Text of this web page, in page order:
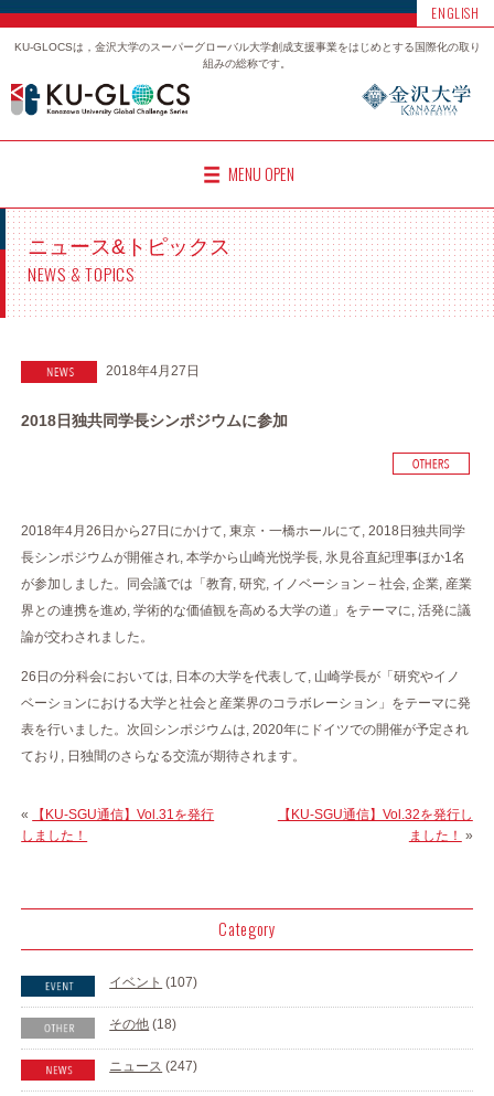
ENGLISH
KU-GLOCSは，金沢大学のスーパーグローバル大学創成支援事業をはじめとする国際化の取り
組みの総称です。
MENU OPEN
ニュース&トピックス
NEWS & TOPICS
2018年4月27日
2018日独共同学長シンポジウムに参加
2018年4月26日から27日にかけて, 東京・一橋ホールにて, 2018日独共同学
長シンポジウムが開催され, 本学から山崎光悦学長, 氷見谷直紀理事ほか1名
が参加しました。同会議では「教育, 研究, イノベーション – 社会, 企業, 産業
界との連携を進め, 学術的な価値観を高める大学の道」をテーマに, 活発に議
論が交わされました。
26日の分科会においては, 日本の大学を代表して, 山崎学長が「研究やイノ
ベーションにおける大学と社会と産業界のコラボレーション」をテーマに発
表を行いました。次回シンポジウムは, 2020年にドイツでの開催が予定され
ており, 日独間のさらなる交流が期待されます。
«
【KU-SGU通信】Vol.31を発行
しました！
【KU-SGU通信】Vol.32を発行し
ました！ »
Category
イベント (107)
その他 (18)
ニュース (247)